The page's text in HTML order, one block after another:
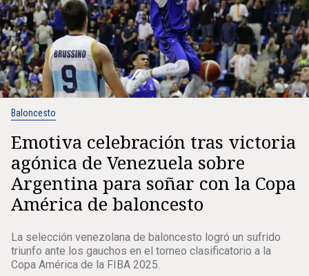
Baloncesto
Emotiva celebración tras victoria
agónica de Venezuela sobre
Argentina para soñar con la Copa
América de baloncesto
La selección venezolana de baloncesto logró un sufrido
triunfo ante los gauchos en el torneo clasificatorio a la
Copa América de la FIBA 2025.